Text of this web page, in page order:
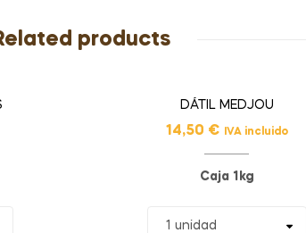
products
DÁTIL MEDJOU
14,50 € IVA incluido
Caja 1kg